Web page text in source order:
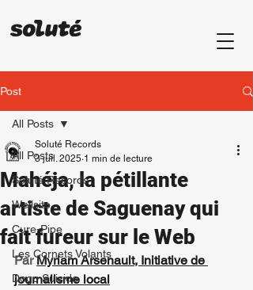
Post
All Posts
Soluté Records
Wellsito
Cure-Pipe
Les Cornets Volants
Dogo Suicide
All Posts
Mahéja, la pétillante
artiste de Saguenay qui
fait fureur sur le Web
Soluté Records
3 juil. 2025 1 min de lecture
Par Myriam Arsenault, Initiative de
journalisme local